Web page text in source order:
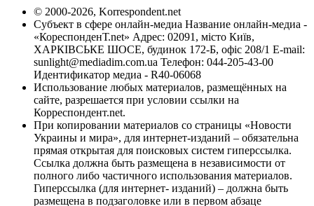
© 2000-2026, Korrespondent.net
Субъект в сфере онлайн-медиа Название онлайн-медиа -
«КореспонденТ.net» Адрес: 02091, місто Київ,
ХАРКІВСЬКЕ ШОСЕ, будинок 172-Б, офіс 208/1 E-mail:
sunlight@mediadim.com.ua Телефон: 044-205-43-00
Идентификатор медиа - R40-06068
Использование любых материалов, размещённых на
сайте, разрешается при условии ссылки на
Корреспондент.net.
При копировании материалов со страницы «Новости
Украины и мира», для интернет-изданий – обязательна
прямая открытая для поисковых систем гиперссылка.
Ссылка должна быть размещена в независимости от
полного либо частичного использования материалов.
Гиперссылка (для интернет- изданий) – должна быть
размещена в подзаголовке или в первом абзаце